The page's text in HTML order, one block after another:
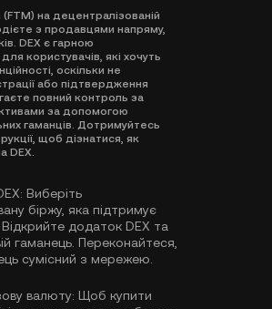
на децентралізованій
з продавцями напряму,
DEX є гарною
користувачів, які хочуть
оскільки не
або підтвердження
повний контроль за
за допомогою
гаманців. Дотримуйтесь
щоб дізнатися, як
DEX.
Виберіть
біржу, яка підтримує
додаток DEX та
гаманець. Переконайтеся,
сумісний з мережею.
валюту: Щоб купити